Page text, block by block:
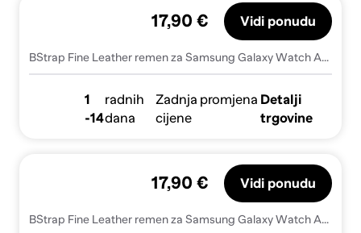
BStrap Fine Leather remen za Samsung Galaxy Watch Active 2 40/44mm, gray
17,90 € Vidi ponudu
1
-14
radnih
dana
Zadnja promjena
cijene
Detalji
trgovine
BStrap Fine Leather remen za Samsung Galaxy Watch Active 2 40/44mm, gray (SSG022C05)
17,90 € Vidi ponudu